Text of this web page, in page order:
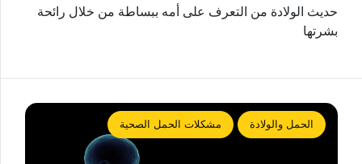
حديث الولادة من التعرف على أمه ببساطة من خلال رائحة
بشرتها
الحمل والولادة مشكلات الحمل الصحية